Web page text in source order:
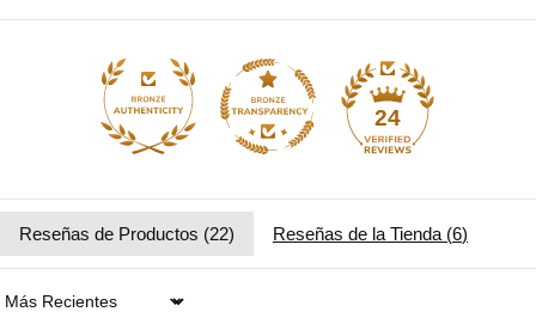
24
Reseñas de Productos (22) Reseñas de la Tienda (6)
Sort by